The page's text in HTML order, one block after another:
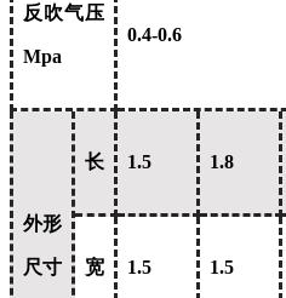
反吹气压
Mpa
0.4-0.6
外形
尺寸
长 1.5 1.8
宽 1.5 1.5